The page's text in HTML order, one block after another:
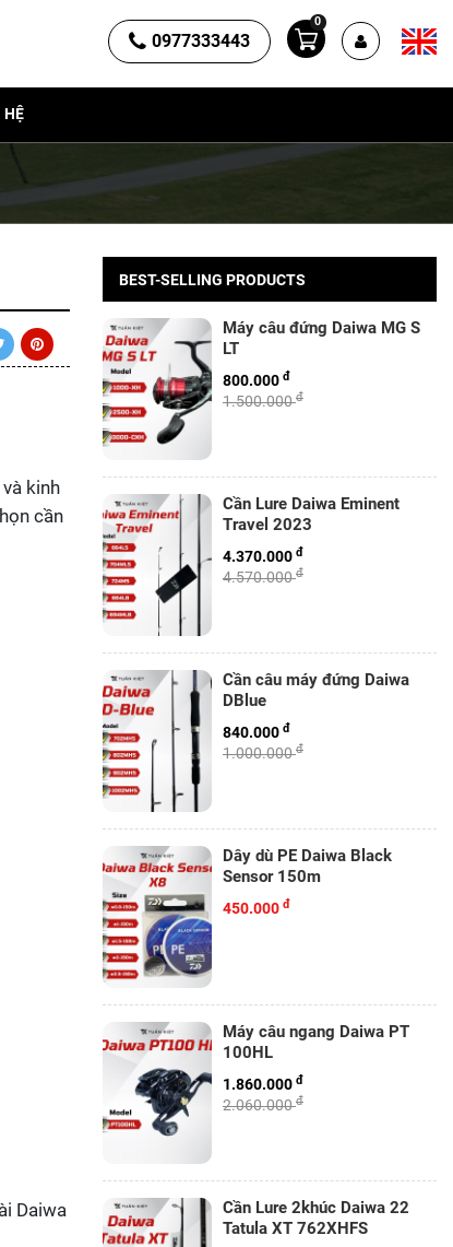
0977333443
0
HỆ
kinh
cần
Daiwa
BEST-SELLING PRODUCTS
Máy câu đứng Daiwa MG S
LT
1.500.000đ
800.000 đ
Cần Lure Daiwa Eminent
Travel 2023
4.570.000đ
4.370.000 đ
Cần câu máy đứng Daiwa
DBlue
1.000.000đ
840.000 đ
Dây dù PE Daiwa Black
Sensor 150m
450.000 đ
Máy câu ngang Daiwa PT
100HL
2.060.000đ
1.860.000 đ
Cần Lure 2khúc Daiwa 22
Tatula XT 762XHFS